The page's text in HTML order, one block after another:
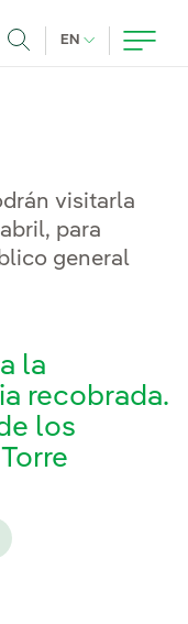
EN CURRENT
visitarla
para
general
la
recobrada.
los